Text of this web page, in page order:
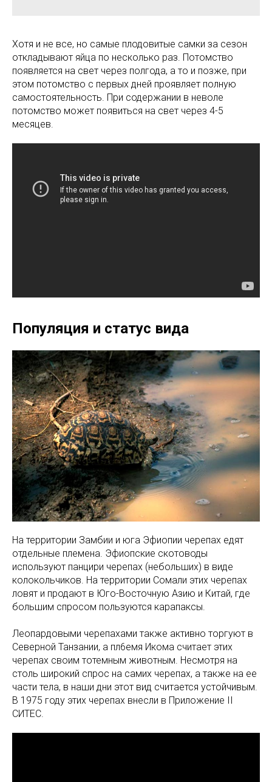
Хотя и не все, но самые плодовитые самки за сезон
откладывают яйца по несколько раз. Потомство
появляется на свет через полгода, а то и позже, при
этом потомство с первых дней проявляет полную
самостоятельность. При содержании в неволе
потомство может появиться на свет через 4-5
месяцев.
Популяция и статус вида
На территории Замбии и юга Эфиопии черепах едят
отдельные племена. Эфиопские скотоводы
используют панцири черепах (небольших) в виде
колокольчиков. На территории Сомали этих черепах
ловят и продают в Юго-Восточную Азию и Китай, где
большим спросом пользуются карапаксы.
Леопардовыми черепахами также активно торгуют в
Северной Танзании, а пл6емя Икома считает этих
черепах своим тотемным животным. Несмотря на
столь широкий спрос на самих черепах, а также на ее
части тела, в наши дни этот вид считается устойчивым.
В 1975 году этих черепах внесли в Приложение II
СИТЕС.